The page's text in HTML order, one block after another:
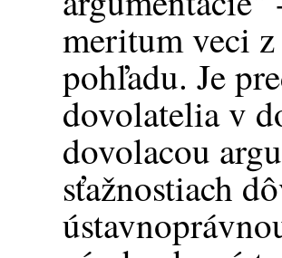
meritum veci
pohľadu. Je
dovolatelia v
dovolacou
sťažnostiach